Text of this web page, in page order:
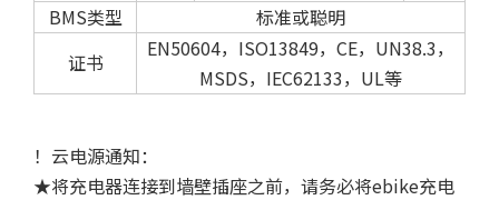
BMS类型
标准或聪明
证书
EN50604，ISO13849，CE，UN38.3，
MSDS，IEC62133，UL等
！云电源通知：
★将充电器连接到墙壁插座之前，请务必将ebike充电